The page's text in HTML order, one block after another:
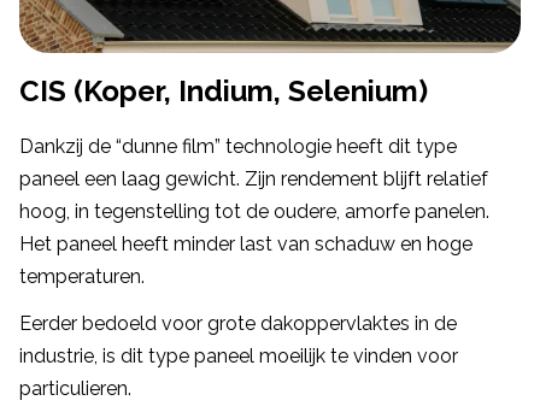
CIS (Koper, Indium, Selenium)
Dankzij de “dunne film” technologie heeft dit type
paneel een laag gewicht. Zijn rendement blijft relatief
hoog, in tegenstelling tot de oudere, amorfe panelen.
Het paneel heeft minder last van schaduw en hoge
temperaturen.
Eerder bedoeld voor grote dakoppervlaktes in de
industrie, is dit type paneel moeilijk te vinden voor
particulieren.